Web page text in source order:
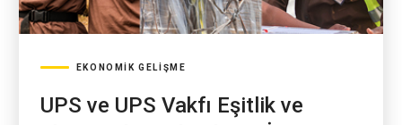
EKONOMIK GELIŞME
UPS ve UPS Vakfı Eşitlik ve